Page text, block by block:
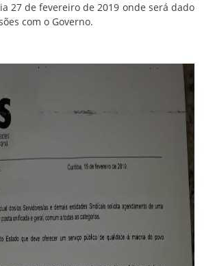
27 de fevereiro de 2019 onde será dado
com o Governo.